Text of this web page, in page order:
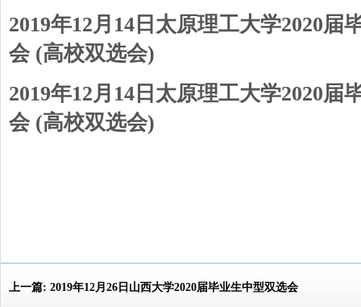
2019年12月14日太原理工大学2020届
会 (高校双选会)
2019年12月14日太原理工大学2020届
会 (高校双选会)
上一篇: 2019年12月26日山西大学2020届毕业生中型双选会